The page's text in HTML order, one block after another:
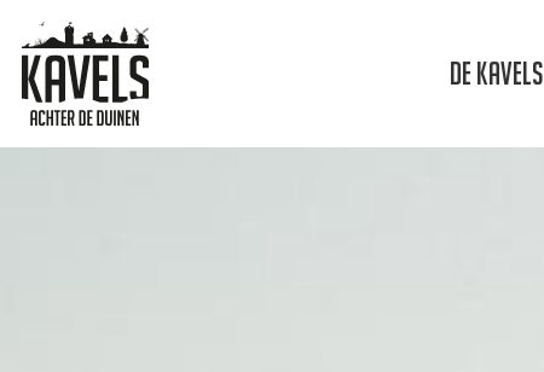
main
content
De Kavels